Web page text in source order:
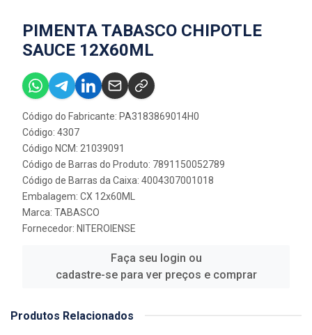
PIMENTA TABASCO CHIPOTLE
SAUCE 12X60ML
Código do Fabricante: PA3183869014H0
Código: 4307
Código NCM: 21039091
Código de Barras do Produto: 7891150052789
Código de Barras da Caixa: 4004307001018
Embalagem: CX 12x60ML
Marca: TABASCO
Fornecedor: NITEROIENSE
Faça seu login ou
cadastre-se para ver preços e comprar
Produtos Relacionados